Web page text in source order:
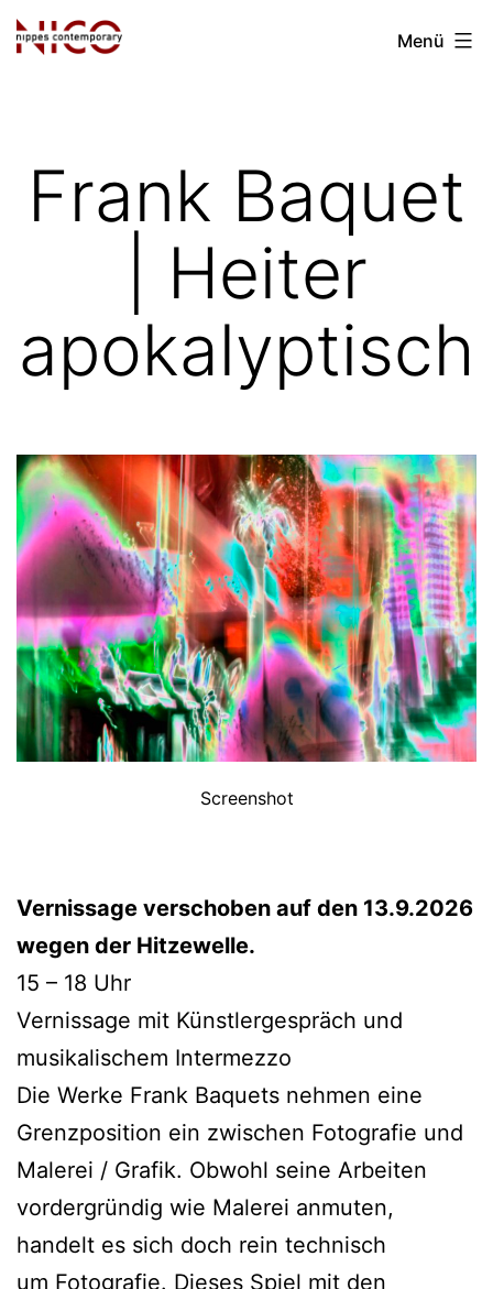
Zum
Inhalt
Nippes
Menü
Frank Baquet
| Heiter
apokalyptisch
Screenshot
Vernissage verschoben auf den 13.9.2026
wegen der Hitzewelle.
15 – 18 Uhr
Vernissage mit Künstlergespräch und
musikalischem Intermezzo
Die Werke Frank Baquets nehmen eine
Grenzposition ein zwischen Fotografie und
Malerei / Grafik. Obwohl seine Arbeiten
vordergründig wie Malerei anmuten,
handelt es sich doch rein technisch
um Fotografie. Dieses Spiel mit den